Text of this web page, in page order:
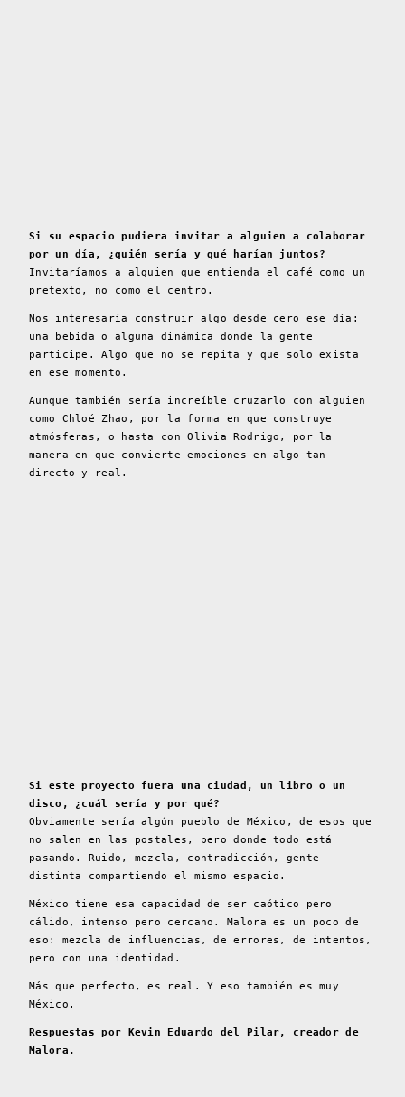
Si su espacio pudiera invitar a alguien a colaborar
por un día, ¿quién sería y qué harían juntos?
Invitaríamos a alguien que entienda el café como un
pretexto, no como el centro.
Nos interesaría construir algo desde cero ese día:
una bebida o alguna dinámica donde la gente
participe. Algo que no se repita y que solo exista
en ese momento.
Aunque también sería increíble cruzarlo con alguien
como Chloé Zhao, por la forma en que construye
atmósferas, o hasta con Olivia Rodrigo, por la
manera en que convierte emociones en algo tan
directo y real.
Si este proyecto fuera una ciudad, un libro o un
disco, ¿cuál sería y por qué?
Obviamente sería algún pueblo de México, de esos que
no salen en las postales, pero donde todo está
pasando. Ruido, mezcla, contradicción, gente
distinta compartiendo el mismo espacio.
México tiene esa capacidad de ser caótico pero
cálido, intenso pero cercano. Malora es un poco de
eso: mezcla de influencias, de errores, de intentos,
pero con una identidad.
Más que perfecto, es real. Y eso también es muy
México.
Respuestas por Kevin Eduardo del Pilar, creador de
Malora.